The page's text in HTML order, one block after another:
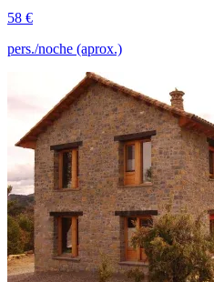
58 €
pers./noche (aprox.)